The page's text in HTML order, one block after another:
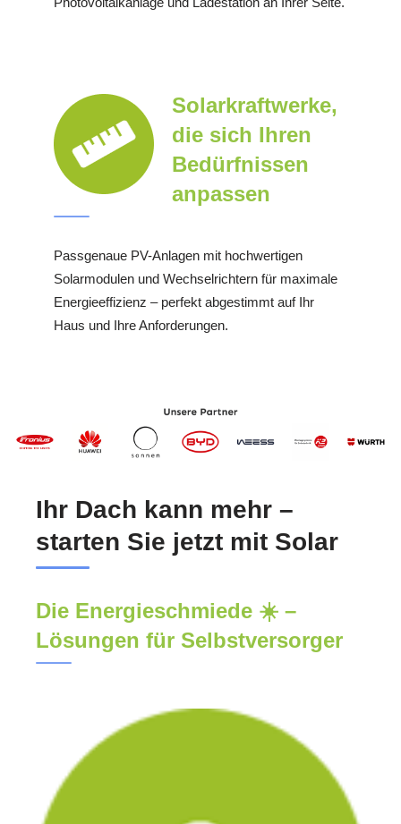
Solarkraftwerke,
die sich Ihren
Bedürfnissen
anpassen
Passgenaue PV-Anlagen mit hochwertigen
Solarmodulen und Wechselrichtern für maximale
Energieeffizienz – perfekt abgestimmt auf Ihr
Haus und Ihre Anforderungen.
Ihr Dach kann mehr –
starten Sie jetzt mit Solar
Die Energieschmiede ☀️ –
Lösungen für Selbstversorger